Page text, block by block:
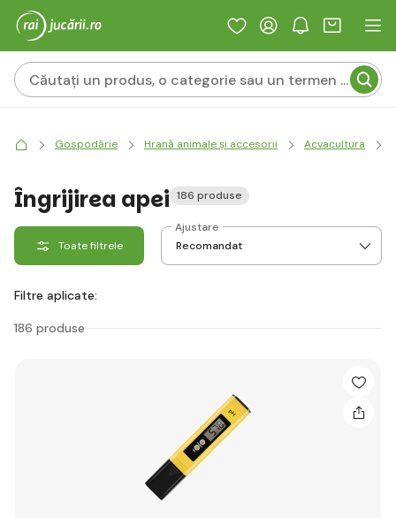
Gospodărie Hrană animale și accesorii Acvacultura
Îngrijirea apei 186 produse
Toate filtrele
Ajustare
Filtre aplicate:
186 produse